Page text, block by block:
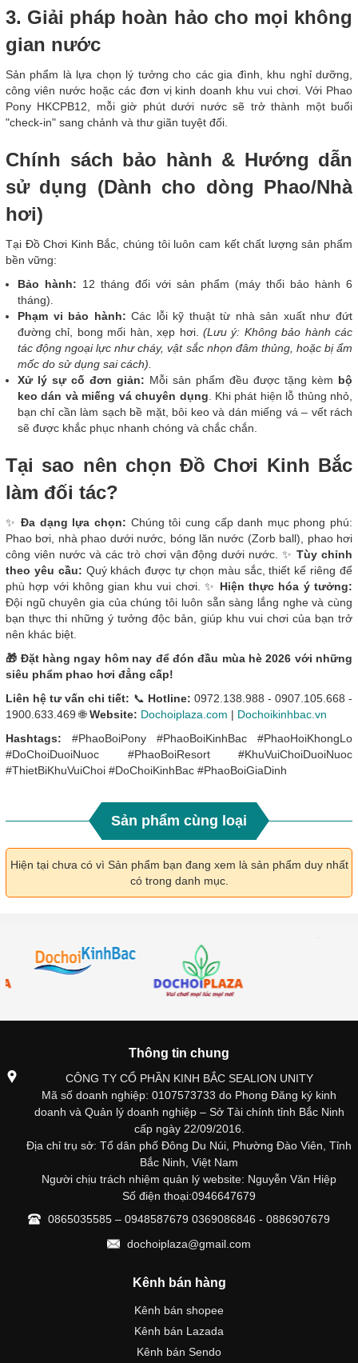
3. Giải pháp hoàn hảo cho mọi không
gian nước
Sản phẩm là lựa chọn lý tưởng cho các gia đình, khu nghỉ dưỡng,
công viên nước hoặc các đơn vị kinh doanh khu vui chơi. Với Phao
Pony HKCPB12, mỗi giờ phút dưới nước sẽ trở thành một buổi
"check-in" sang chảnh và thư giãn tuyệt đối.
Chính sách bảo hành & Hướng dẫn
sử dụng (Dành cho dòng Phao/Nhà
hơi)
Tại Đồ Chơi Kinh Bắc, chúng tôi luôn cam kết chất lượng sản phẩm
bền vững:
Bảo hành: 12 tháng đối với sản phẩm (máy thổi bảo hành 6
tháng).
Phạm vi bảo hành: Các lỗi kỹ thuật từ nhà sản xuất như đứt
đường chỉ, bong mối hàn, xẹp hơi. (Lưu ý: Không bảo hành các
tác động ngoại lực như cháy, vật sắc nhọn đâm thủng, hoặc bị ẩm
mốc do sử dụng sai cách).
Xử lý sự cố đơn giản: Mỗi sản phẩm đều được tặng kèm bộ
keo dán và miếng vá chuyên dụng . Khi phát hiện lỗ thủng nhỏ,
bạn chỉ cần làm sạch bề mặt, bôi keo và dán miếng vá – vết rách
sẽ được khắc phục nhanh chóng và chắc chắn.
Tại sao nên chọn Đồ Chơi Kinh Bắc
làm đối tác?
✨Đa dạng lựa chọn: Chúng tôi cung cấp danh mục phong phú:
Phao bơi, nhà phao dưới nước, bóng lăn nước (Zorb ball), phao hơi
công viên nước và các trò chơi vận động dưới nước. ✨Tùy chỉnh
theo yêu cầu: Quý khách được tự chọn màu sắc, thiết kế riêng để
phù hợp với không gian khu vui chơi. ✨ Hiện thực hóa ý tưởng:
Đội ngũ chuyên gia của chúng tôi luôn sẵn sàng lắng nghe và cùng
bạn thực thi những ý tưởng độc bản, giúp khu vui chơi của bạn trở
nên khác biệt.
🎁 Đặt hàng ngay hôm nay để đón đầu mùa hè 2026 với những
siêu phẩm phao hơi đẳng cấp!
Liên hệ tư vấn chi tiết: 📞 Hotline: 0972.138.988 - 0907.105.668 -
1900.633.469 🌐Website: Dochoiplaza.com | Dochoikinhbac.vn
Hashtags: #PhaoBoiPony #PhaoBoiKinhBac #PhaoHoiKhongLo
#DoChoiDuoiNuoc #PhaoBoiResort #KhuVuiChoiDuoiNuoc
#ThietBiKhuVuiChoi #DoChoiKinhBac #PhaoBoiGiaDinh
Sản phẩm cùng loại
Hiện tại chưa có vì Sản phẩm bạn đang xem là sản phẩm duy nhất
có trong danh mục.
Thông tin chung
CÔNG TY CỔ PHẦN KINH BẮC SEALION UNITY
Mã số doanh nghiệp: 0107573733 do Phong Đăng ký kinh
doanh và Quản lý doanh nghiệp – Sở Tài chính tỉnh Bắc Ninh
cấp ngày 22/09/2016.
Địa chỉ trụ sở: Tổ dân phố Đông Du Núi, Phường Đào Viên, Tỉnh
Bắc Ninh, Việt Nam
Người chịu trách nhiệm quản lý website: Nguyễn Văn Hiệp
Số điện thoại:0946647679
0865035585 – 0948587679 0369086846 - 0886907679
dochoiplaza@gmail.com
Kênh bán hàng
Kênh bán shopee
Kênh bán Lazada
Kênh bán Sendo